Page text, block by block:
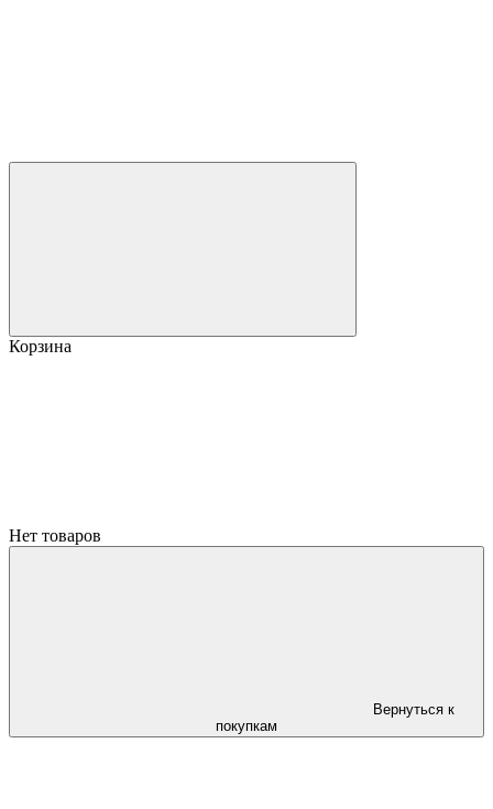
Корзина
Нет товаров
Вернуться к
покупкам